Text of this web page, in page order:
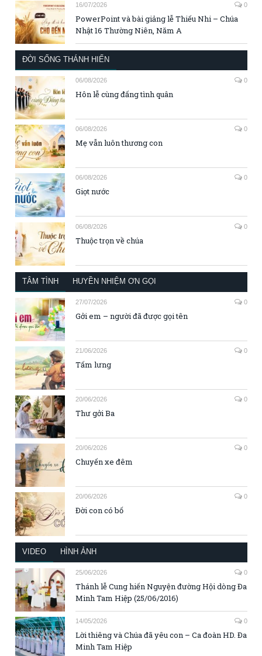
16/07/2026 0
PowerPoint và bài giảng lễ Thiếu Nhi – Chúa
Nhật 16 Thường Niên, Năm A
ĐỜI SỐNG THÁNH HIẾN
06/08/2026 0
Hôn lễ cùng đấng tình quân
06/08/2026 0
Mẹ vẫn luôn thương con
06/08/2026 0
Giọt nước
06/08/2026 0
Thuộc trọn về chúa
TÂM TÌNH HUYỀN NHIỆM ƠN GỌI
27/07/2026 0
Gởi em – người đã được gọi tên
21/06/2026 0
Tấm lưng
20/06/2026 0
Thư gởi Ba
20/06/2026 0
Chuyến xe đêm
20/06/2026 0
Đời con có bố
VIDEO HÌNH ẢNH
25/06/2026 0
Thánh lễ Cung hiến Nguyện đường Hội dòng Đa
Minh Tam Hiệp (25/06/2016)
14/05/2026 0
Lời thiêng và Chúa đã yêu con – Ca đoàn HD. Đa
Minh Tam Hiệp